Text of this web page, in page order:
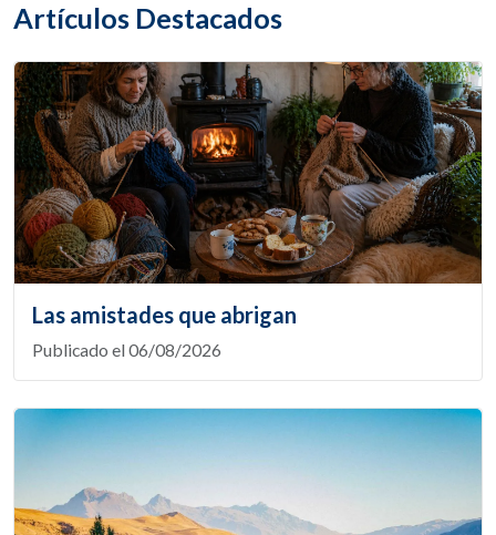
Artículos Destacados
Las amistades que abrigan
Publicado el 06/08/2026